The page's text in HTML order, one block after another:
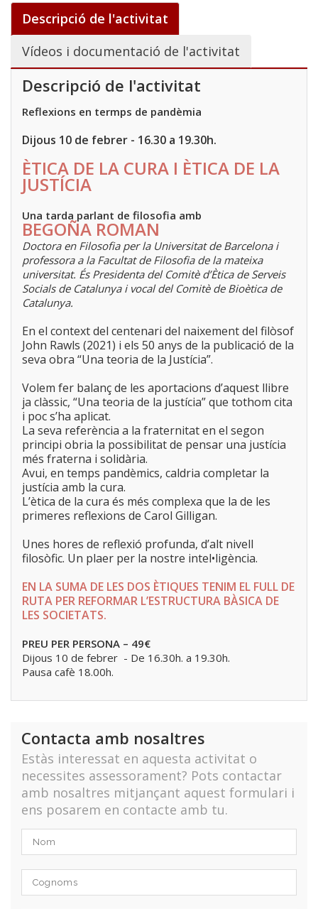
Descripció de l'activitat
Vídeos i documentació de l'activitat
Descripció de l'activitat
Reflexions en termps de pandèmia
Dijous 10 de febrer - 16.30 a 19.30h.
ÈTICA DE LA CURA I ÈTICA DE LA
JUSTÍCIA
Una tarda parlant de filosofia amb
BEGOÑA ROMAN
Doctora en Filosofia per la Universitat de Barcelona i
professora a la Facultat de Filosofia de la mateixa
universitat. És Presidenta del Comitè d’Ètica de Serveis
Socials de Catalunya i vocal del Comitè de Bioètica de
Catalunya.
En el context del centenari del naixement del filòsof
John Rawls (2021) i els 50 anys de la publicació de la
seva obra “Una teoria de la Justícia”.
Volem fer balanç de les aportacions d’aquest llibre
ja clàssic, “Una teoria de la justícia” que tothom cita
i poc s’ha aplicat.
La seva referència a la fraternitat en el segon
principi obria la possibilitat de pensar una justícia
més fraterna i solidària.
Avui, en temps pandèmics, caldria completar la
justícia amb la cura.
L’ètica de la cura és més complexa que la de les
primeres reflexions de Carol Gilligan.
Unes hores de reflexió profunda, d’alt nivell
filosòfic. Un plaer per la nostre intel•ligència.
EN LA SUMA DE LES DOS ÈTIQUES TENIM EL FULL DE
RUTA PER REFORMAR L’ESTRUCTURA BÀSICA DE
LES SOCIETATS.
PREU PER PERSONA – 49€
Dijous 10 de febrer - De 16.30h. a 19.30h.
Pausa cafè 18.00h.
Contacta amb nosaltres
Estàs interessat en aquesta activitat o
necessites assessorament? Pots contactar
amb nosaltres mitjançant aquest formulari i
ens posarem en contacte amb tu.